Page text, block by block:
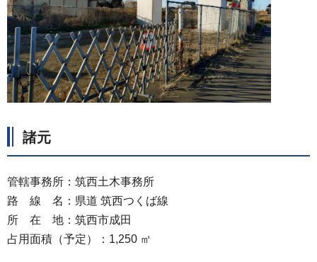
諸元
管轄事務所：筑西土木事務所
路 線 名：県道 筑西つくば線
所 在 地：筑西市成田
占用面積（予定）：1,250 ㎡